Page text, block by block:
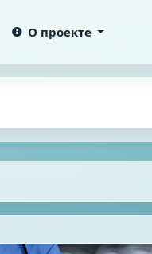
О проекте